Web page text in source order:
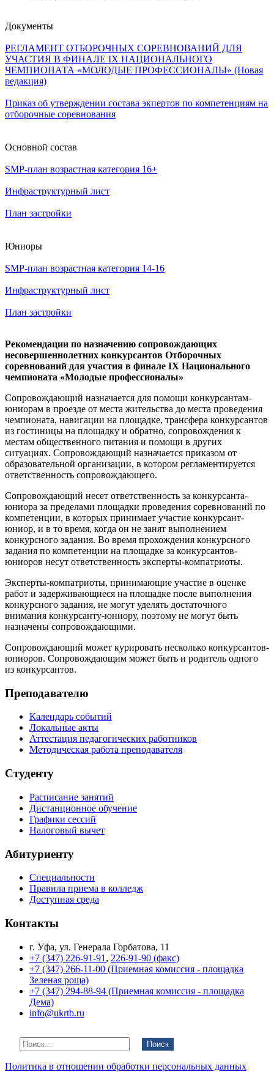
Документы
РЕГЛАМЕНТ ОТБОРОЧНЫХ СОРЕВНОВАНИЙ ДЛЯ
УЧАСТИЯ В ФИНАЛЕ IX НАЦИОНАЛЬНОГО
ЧЕМПИОНАТА «МОЛОДЫЕ ПРОФЕССИОНАЛЫ» (Новая
редакция)
Приказ об утверждении состава экпертов по компетенциям на
отборочные соревнования
Основной состав
SMP-план возрастная категория 16+
Инфраструктурный лист
План застройки
Юниоры
SMP-план возрастная категория 14-16
Инфраструктурный лист
План застройки
Рекомендации по назначению сопровождающих
несовершеннолетних конкурсантов Отборочных
соревнований для участия в финале IX Национального
чемпионата «Молодые профессионалы»
Сопровождающий назначается для помощи конкурсантам-
юниорам в проезде от места жительства до места проведения
чемпионата, навигации на площадке, трансфера конкурсантов
из гостиницы на площадку и обратно, сопровождения к
местам общественного питания и помощи в других
ситуациях. Сопровождающий назначается приказом от
образовательной организации, в котором регламентируется
ответственность сопровождающего.
Сопровождающий несет ответственность за конкурсанта-
юниора за пределами площадки проведения соревнований по
компетенции, в которых принимает участие конкурсант-
юниор, и в то время, когда он не занят выполнением
конкурсного задания. Во время прохождения конкурсного
задания по компетенции на площадке за конкурсантов-
юниоров несут ответственность эксперты-компатриоты.
Эксперты-компатриоты, принимающие участие в оценке
работ и задерживающиеся на площадке после выполнения
конкурсного задания, не могут уделять достаточного
внимания конкурсанту-юниору, поэтому не могут быть
назначены сопровождающими.
Сопровождающий может курировать несколько конкурсантов-
юниоров. Сопровождающим может быть и родитель одного
из конкурсантов.
Преподавателю
Календарь событий
Локальные акты
Аттестация педагогических работников
Методическая работа преподавателя
Студенту
Расписание занятий
Дистанционное обучение
Графики сессий
Налоговый вычет
Абитуриенту
Специальности
Правила приема в колледж
Доступная среда
Контакты
г. Уфа, ул. Генерала Горбатова, 11
+7 (347) 226-91-91 , 226-91-90 (факс)
+7 (347) 266-11-00 (Приемная комиссия - площадка
Зеленая роща)
+7 (347) 294-88-94 (Приемная комиссия - площадка
Дема)
info@ukrtb.ru
Поиск
Политика в отношении обработки персональных данных